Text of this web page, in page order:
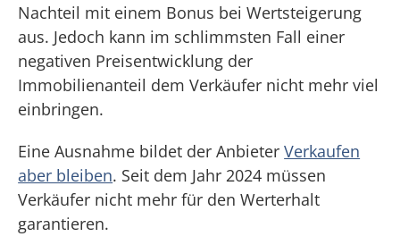
Nachteil mit einem Bonus bei Wertsteigerung
aus. Jedoch kann im schlimmsten Fall einer
negativen Preisentwicklung der
Immobilienanteil dem Verkäufer nicht mehr viel
einbringen.
Eine Ausnahme bildet der AnbieterVerkaufen
aber bleiben. Seit dem Jahr 2024 müssen
Verkäufer nicht mehr für den Werterhalt
garantieren.